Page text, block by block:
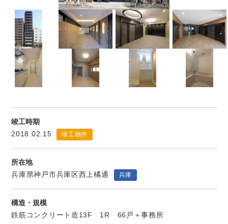
竣工時期
2018.02.15
竣工物件
所在地
兵庫県神戸市兵庫区西上橘通
兵庫
構造・規模
鉄筋コンクリート造13F 1R 66戸＋事務所